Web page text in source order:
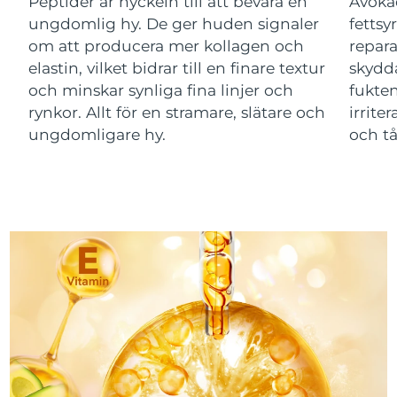
ungdomlig hy. De ger huden signaler
om att producera mer kollagen och
elastin, vilket bidrar till en finare textur
och minskar synliga fina linjer och
rynkor. Allt för en stramare, slätare och
ungdomligare hy.
och
Macao SAR Förväntad leverans 8/11/26
Malaysia Förväntad leverans 8/12/26
Malta Förväntad leverans
Nederländerna Förväntad leverans
Nya Zeeland Förväntad leverans
Norge Förväntad leverans
Oman Förväntad leverans8/12/26